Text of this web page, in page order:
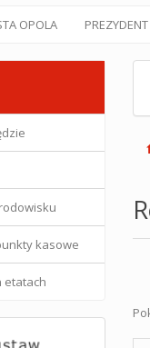
OPOLA PREZYDENT
kasowe
etatach